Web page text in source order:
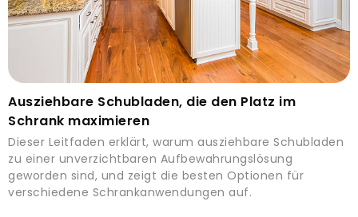
Ausziehbare Schubladen, die den Platz im
Schrank maximieren
Dieser Leitfaden erklärt, warum ausziehbare Schubladen
zu einer unverzichtbaren Aufbewahrungslösung
geworden sind, und zeigt die besten Optionen für
verschiedene Schrankanwendungen auf.